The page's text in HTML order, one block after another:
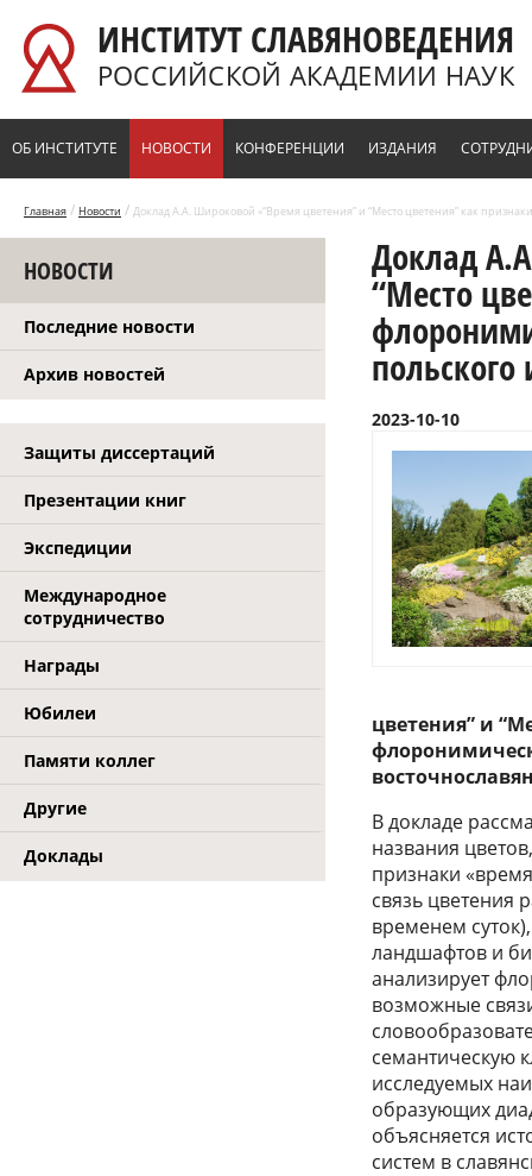
ИНСТИТУТ СЛАВЯНОВЕДЕНИЯ
РОССИЙСКОЙ АКАДЕМИИ НАУК
ОБ ИНСТИТУТЕ НОВОСТИ КОНФЕРЕНЦИИ ИЗДАНИЯ
Главная / Новости / Доклад А.А. Широковой «“Время цветения” и “Место цветения” как
НОВОСТИ
Последние новости
Архив новостей
Защиты диссертаций
Презентации книг
Экспедиции
Международное
сотрудничество
Награды
Юбилеи
Памяти коллег
Другие
Доклады
Доклад
“Место
2023-10-10
цветения” и
В докладе
названия
признаки
связь
временем
ландшафтов и
анализирует
возможные
семантическую
исследуемых
образующих
объясняется
систем в